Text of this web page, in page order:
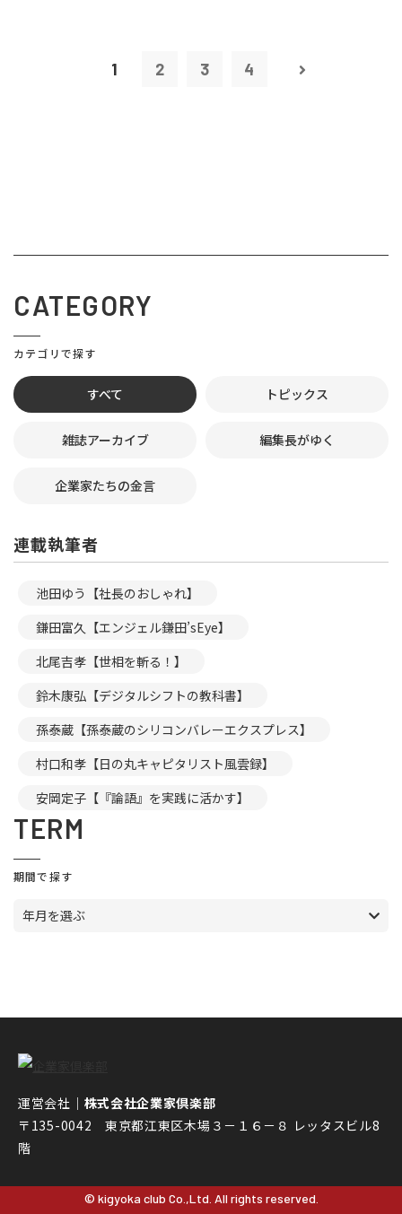
1 2 3 4
CATEGORY
カテゴリで探す
すべて トピックス
雑誌アーカイブ 編集長がゆく
企業家たちの金言
連載執筆者
池田ゆう【社長のおしゃれ】
鎌田富久【エンジェル鎌田’sEye】
北尾吉孝【世相を斬る！】
鈴木康弘【デジタルシフトの教科書】
孫泰蔵【孫泰蔵のシリコンバレーエクスプレス】
村口和孝【日の丸キャピタリスト風雲録】
安岡定子【『論語』を実践に活かす】
TERM
期間で探す
年月を選ぶ
運営会社｜ 株式会社企業家倶楽部
〒135-0042 東京都江東区木場３－１６－８ レッタスビル8
階
© kigyoka club Co.,Ltd. All rights reserved.